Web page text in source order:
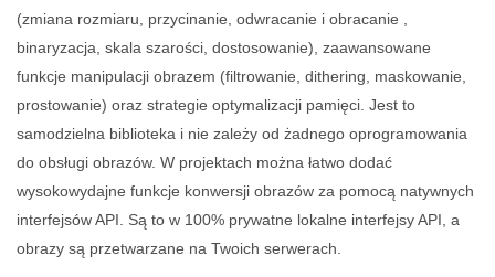
(zmiana rozmiaru, przycinanie, odwracanie i obracanie ,
binaryzacja, skala szarości, dostosowanie), zaawansowane
funkcje manipulacji obrazem (filtrowanie, dithering, maskowanie,
prostowanie) oraz strategie optymalizacji pamięci. Jest to
samodzielna biblioteka i nie zależy od żadnego oprogramowania
do obsługi obrazów. W projektach można łatwo dodać
wysokowydajne funkcje konwersji obrazów za pomocą natywnych
interfejsów API. Są to w 100% prywatne lokalne interfejsy API, a
obrazy są przetwarzane na Twoich serwerach.